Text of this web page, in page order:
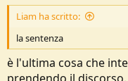
Liam ha scritto:
la sentenza
è l'ultima cosa che
prendendo il